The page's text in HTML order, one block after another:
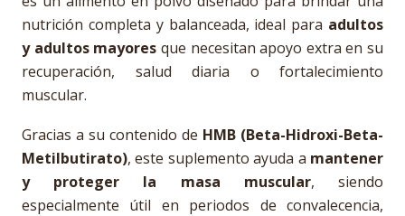
nutrición completa y balanceada, ideal para adultos
y adultos mayores que necesitan apoyo extra en su
recuperación, salud diaria o fortalecimiento
muscular.
Gracias a su contenido de HMB (Beta-Hidroxi-Beta-
Metilbutirato), este suplemento ayuda a mantener
y proteger la masa muscular, siendo
especialmente útil en periodos de convalecencia,